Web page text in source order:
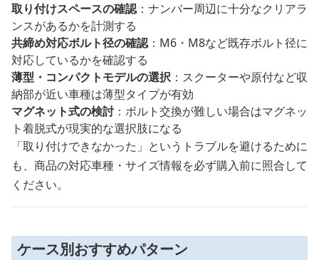
取り付けスペースの確認：ナンバー周辺に十分なクリアラ
ンスがあるかを計測する
共締め対応ボルト径の確認：M6・M8など既存ボルト径に
対応しているかを確認する
薄型・コンパクトモデルの選択 ：スクーターや原付など収
納部が近い車種は薄型タイプが有効
マグネット式の検討：ボルト交換が難しい場合はマグネッ
ト着脱式が現実的な選択肢になる
「取り付けできなかった」というトラブルを避けるために
も、商品の対応車種・サイズ情報を必ず購入前に照合して
ください。
ケース別おすすめパターン